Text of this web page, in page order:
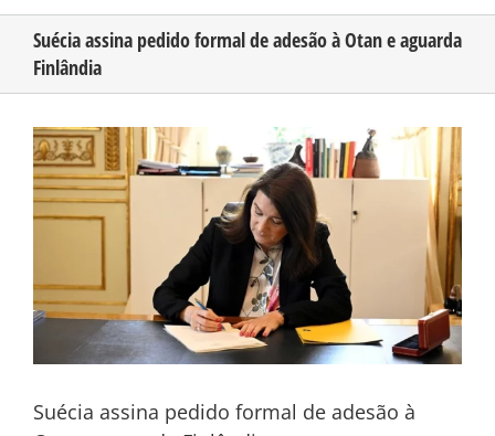
CONHEÇA O AMAZONAS
PUBLICIDADE
CONTATO
Suécia assina pedido formal de adesão à Otan e aguarda
Finlândia
View
Larger
Image
Suécia assina pedido formal de adesão à